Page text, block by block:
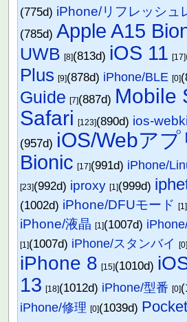
(775d) iPhone/リフレッシュ
(785d)Apple A15
UWB [8](813d) iOS 11 [17]
Plus [9](878d) iPhone/BLE [0]
Guide [7](887d) Mobile
Safari [123](890d) ios-
(957d) iOS/Webアプ
Bionic [17](991d) iPhone/
[23](992d) iproxy [1](999d)
(1002d) iPhone/DFUモード [1]
iPhone/液晶 [1](1007d)
[1](1007d) iPhone/スタンバイ
iPhone 8 [15](1010d)
13 [18](1012d) iPhone/型番 [0]
iPhone/修理 [0](1039d)